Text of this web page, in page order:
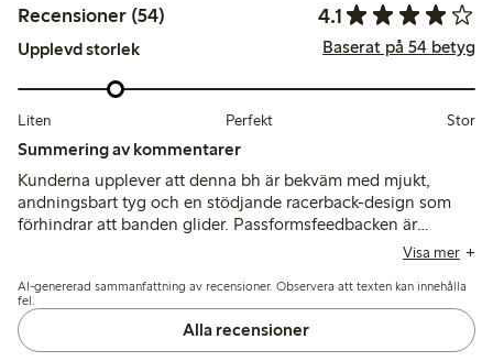
Recensioner (54) 4.1
Upplevd storlek Baserat på 54 betyg
Liten Perfekt Stor
Summering av kommentarer
Kunderna upplever att denna bh är bekväm med mjukt,
andningsbart tyg och en stödjande racerback-design som
förhindrar att banden glider. Passformsfeedbacken är
blandad, där många noterar att storlekarna är små eller
och komfort, även om vissa nämner mindre problem med
styvhet eller skav.
Visa mer
AI-genererad sammanfattning av recensioner. Observera att texten kan innehålla
fel.
Alla recensioner